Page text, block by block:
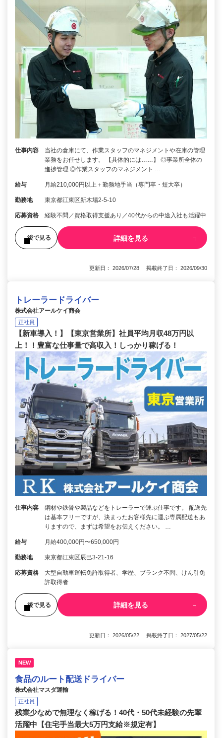
仕事内容
当社の倉庫にて、作業スタッフのマネジメントや在庫の管理
業務をお任せします。 【具体的には……】 ◎事業所全体の
進捗管理 ◎作業スタッフのマネジメント …
給与 月給210,000円以上＋勤務地手当（専門卒・短大卒）
勤務地 東京都江東区新木場2-5-10
応募資格 経験不問／資格取得支援あり／40代からの中途入社も活躍中
後で見る 詳細を見る
更新日： 2026/07/28 掲載終了日： 2026/09/30
トレーラードライバー
株式会社アールケイ商会
正社員
【新車導入！】【東京営業所】社員平均月収48万円以
上！！豊富な仕事量で高収入！しっかり稼げる！
仕事内容
鋼材や鉄骨や製品などをトレーラーで運ぶ仕事です。 配送先
は基本フリーですが、決まったお客様先に運ぶ専属配送もあ
りますので、まずは希望をお伝えください。 …
給与 月給400,000円〜650,000円
勤務地 東京都江東区辰巳3-21-16
応募資格
大型自動車運転免許取得者、学歴、ブランク不問、けん引免
許取得者
後で見る 詳細を見る
更新日： 2026/05/22 掲載終了日： 2027/05/22
NEW
食品のルート配送ドライバー
株式会社マスダ運輸
正社員
残業少なめで無理なく稼げる！40代・50代未経験の先輩
活躍中【住宅手当最大5万円支給※規定有】